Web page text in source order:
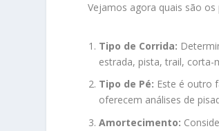
Vejamos agora quais são
Tipo de Corrida:
estrada, pista, trail, corta-
Tipo de Pé: Este é outro
oferecem análises de
Amortecimento: